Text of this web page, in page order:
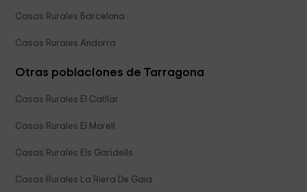
Casas Rurales Barcelona
Casas Rurales Andorra
Otras poblaciones de Tarragona
Casas Rurales El Catllar
Casas Rurales El Morell
Casas Rurales Els Garidells
Casas Rurales La Riera De Gaia